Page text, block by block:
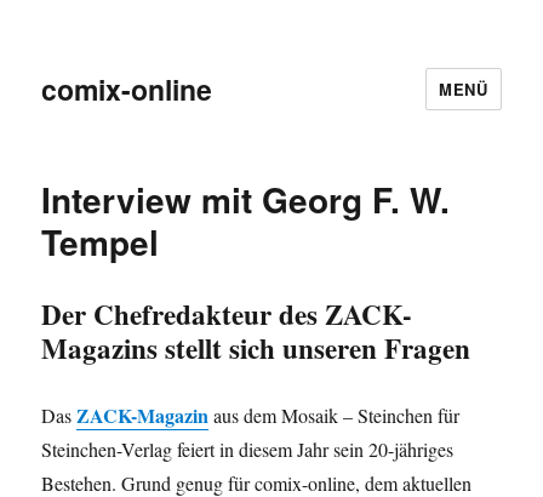
comix-online MENÜ
Interview mit Georg F. W.
Tempel
Der Chefredakteur des ZACK-
Magazins stellt sich unseren Fragen
Das ZACK-Magazinaus dem Mosaik – Steinchen für
Steinchen-Verlag feiert in diesem Jahr sein 20-jähriges
Bestehen. Grund genug für comix-online, dem aktuellen